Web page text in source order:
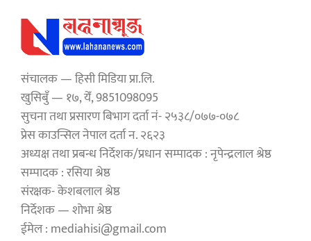
संचालक — हिसी मिडिया प्रा.लि.
खुसिबुँ — १७, येँ, 9851098095
सुचना तथा प्रसारण बिभाग दर्ता नं- २५३८/०७७-०७८
प्रेस काउन्सिल नेपाल दर्ता न. २६२३
अध्यक्ष तथा प्रबन्ध निर्देशक/प्रधान सम्पादक : नृपेन्द्रलाल श्रेष्ठ
सम्पादक : रसिया श्रेष्ठ
संरक्षक- केशबलाल श्रेष्ठ
निर्देशक — शोभा श्रेष्ठ
ईमेल : mediahisi@gmail.com